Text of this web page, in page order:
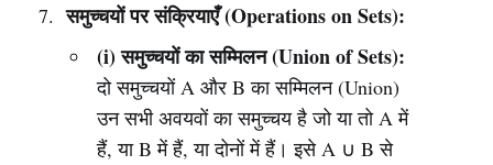
समुच्चयों पर संक्रियाएँ (Operations on Sets):
(i) समुच्चयों का सम्मिलन (Union of Sets):
दो समुच्चयों A और B का सम्मिलन (Union)
उन सभी अवयवों का समुच्चय है जो या तो A में
हैं, या B में हैं, या दोनों में हैं। इसे A ∪ B से